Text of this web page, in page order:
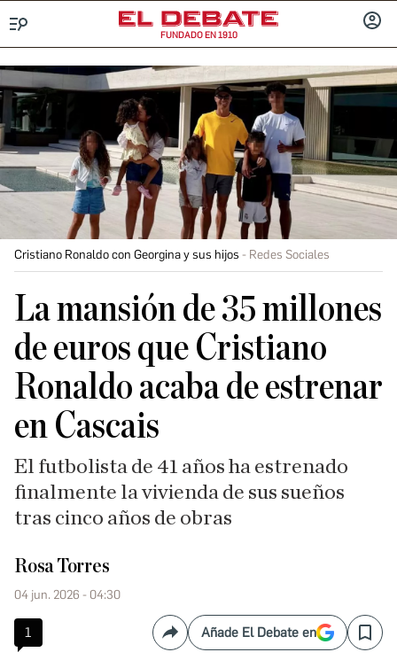
FUNDADO EN 1910
Cristiano Ronaldo con Georgina y sus hijos Redes Sociales
La mansión de 35 millones
de euros que Cristiano
Ronaldo acaba de estrenar
en Cascais
El futbolista de 41 años ha estrenado
finalmente la vivienda de sus sueños
tras cinco años de obras
Rosa Torres
04 jun. 2026 - 04:30
1 CompartirAñade El Debate en Save